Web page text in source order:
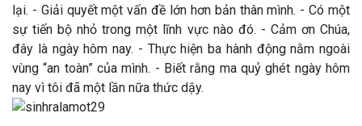
lại. - Giải quyết một vấn đề lớn hơn bản thân mình. - Có một
sự tiến bộ nhỏ trong một lĩnh vực nào đó. - Cảm ơn Chúa,
đây là ngày hôm nay. - Thực hiện ba hành động nằm ngoài
vùng “an toàn” của mình. - Biết rằng ma quỷ ghét ngày hôm
nay vì tôi đã một lần nữa thức dậy.